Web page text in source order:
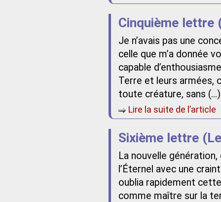
Cinquième
Je n’avais pas une
celle que m’a donnée
capable
Terre et leurs armées,
toute créature, sans (…)
Lire la suite de l’article
Sixième lettre
La nouvelle
l’Éternel avec une
oublia rapidement
comme maître sur la